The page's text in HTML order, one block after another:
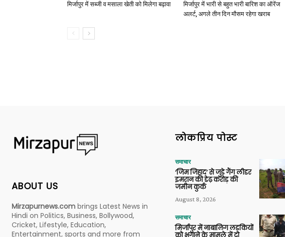
मिर्जापुर में सब्जी व मसाला खेती को मिलेगा बढ़ावा
मिर्जापुर में भारी से बहुत भारी बारिश का ऑरेंज
अलर्ट, अगले तीन दिन मौसम रहेगा खराब
ABOUT US
Mirzapurnews.com brings Latest News in
Hindi on Politics, Business, Bollywood,
Cricket, Lifestyle, Education,
Entertainment, sports and more from
लोकप्रिय पोस्ट
समाचार
‘जिम जिहाद’ से जुड़े गैंग लीडर
इमरान की डेढ़ करोड़ की
जमीन कुर्क
August 8, 2026
समाचार
मिर्जापुर में नाबालिग लड़कियों